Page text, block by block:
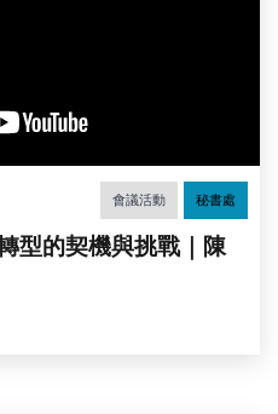
會議活動 秘書處
型的契機與挑戰｜陳